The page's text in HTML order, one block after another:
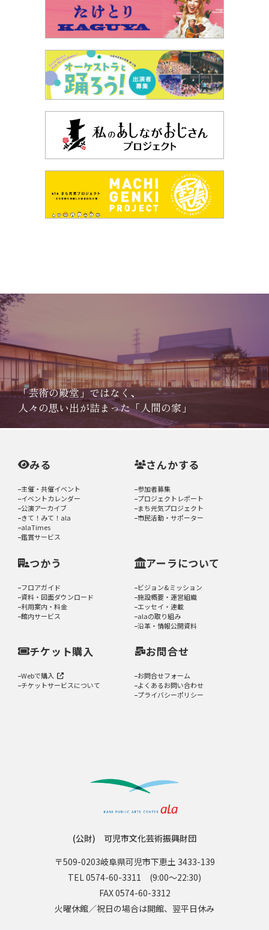
「芸術の殿堂」ではなく、
人々の思い出が詰まった「人間の家」
みる
主催・共催イベント
イベントカレンダー
公演アーカイブ
きて！みて！ala
alaTimes
鑑賞サービス
さんかする
参加者募集
プロジェクトレポート
まち元気プロジェクト
市民活動・サポーター
つかう
フロアガイド
資料・図面ダウンロード
利用案内・料金
館内サービス
アーラについて
ビジョン&ミッション
施設概要・運営組織
エッセイ・連載
alaの取り組み
沿革・情報公開資料
チケット購入
Webで購入
チケットサービスについて
お問合せ
お問合せフォーム
よくあるお問い合わせ
プライバシーポリシー
(公財) 可児市文化芸術振興財団
〒509-0203岐阜県可児市下恵土 3433-139
TEL 0574-60-3311 (9:00〜22:30)
FAX 0574-60-3312
火曜休館／祝日の場合は開館、翌平日休み